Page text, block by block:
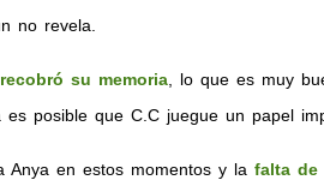
no revela.
su memoria, lo que es muy
posible que C.C juegue un papel
Anya en estos momentos y la falta de